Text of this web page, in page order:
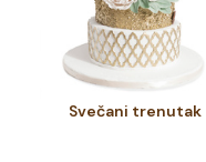
Svečani trenutak